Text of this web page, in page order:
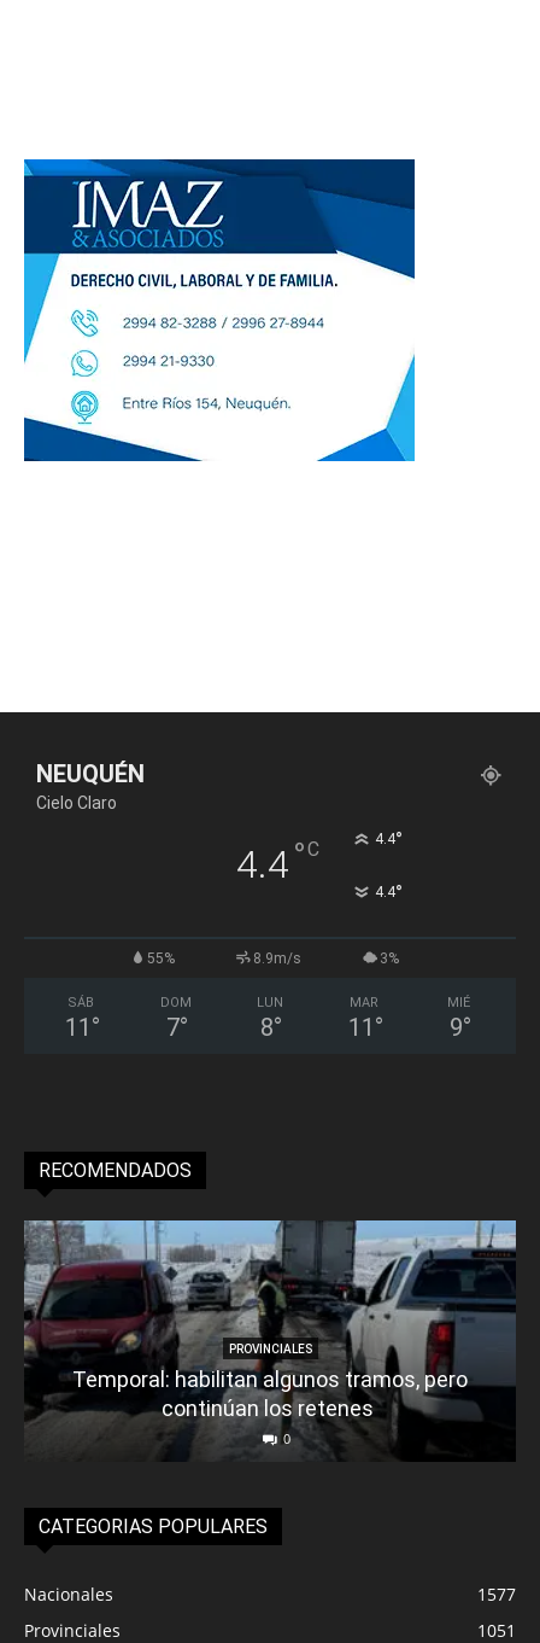
NEUQUÉN
Cielo Claro
4.4°C 4.4°
4.4°
55% 8.9m/s 3%
SÁB
11 °
DOM
7°
LUN
8°
MAR
11 °
MIÉ
9°
RECOMENDADOS
PROVINCIALES
Temporal: habilitan algunos tramos, pero
continúan los retenes
0
CATEGORIAS POPULARES
Nacionales
1577
Provinciales
1051